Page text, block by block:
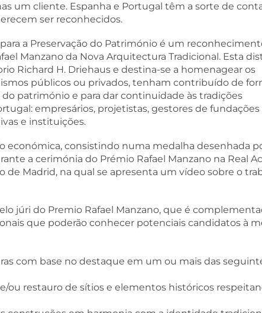
um cliente. Espanha e Portugal têm a sorte de
ser reconhecidos.
a Preservação do Património é um
Manzano da Nova Arquitectura Tradicional. Esta
Richard H. Driehaus e destina-se a homenagear os
públicos ou privados, tenham contribuído de
património e para dar continuidade às tradições
empresários, projetistas, gestores de fundações
e instituições.
económica, consistindo numa medalha desenhada
a cerimónia do Prémio Rafael Manzano na Real
de Madrid, na qual se apresenta um vídeo sobre o
júri do Premio Rafael Manzano, que é
que poderão conhecer potenciais candidatos à
com base no destaque em um ou mais das
ou restauro de sítios e elementos históricos